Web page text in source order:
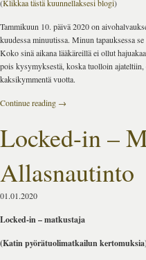
(Klikkaa tästä kuunnellaksesi blogi)
Tammikuun 10. päivä 2020 on
kuudessa minuutissa. Minun tapauksessa
Koko sinä aikana lääkäreillä ei ollut
pois kysymyksestä, koska tuolloin
kaksikymmentä vuotta.
Continue reading →
Locked-in –
Allasnautinto
01.01.2020
Locked-in – matkustaja
(Katin pyörätuolimatkailun